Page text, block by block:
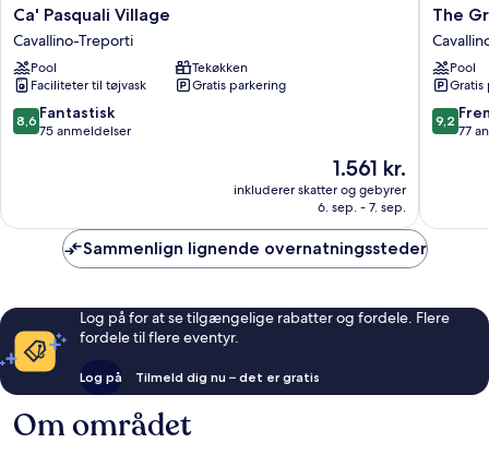
Ca'
Pasquali
Village
Cavallino-
Treporti
Ca' Pasquali Village
Cavallino-Treporti
Pool
Tekøkken
Faciliteter til tøjvask
Gratis parkering
8.6
ud
anmeldelser
8,6 Fantastisk
75 anmeldelser
Prisen
1.561 kr.
1.561 kr.
inkluderer skatter og gebyrer
6. sep. - 7. sep.
The
Green
Park
Hotel
Treporti
The
Pool
Gratis
9.2
ud
9,2
77
Sammenlign lignende overnatningssteder
Log på for at se tilgængelige rabatter og fordele. Flere
fordele til flere eventyr.
Log på Tilmeld dig nu – det er gratis
Om området